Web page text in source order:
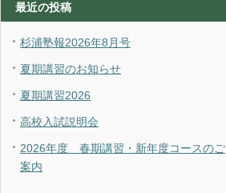
最近の投稿
杉浦塾報2026年8月号
夏期講習のお知らせ
夏期講習2026
高校入試説明会
2026年度 春期講習・新年度コースのご
案内